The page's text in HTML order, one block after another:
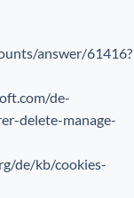
answer/61416?
de-
delete-manage-
de/kb/cookies-